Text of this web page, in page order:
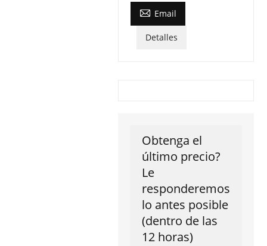
 Email
Detalles
Obtenga el
último precio?
Le
responderemos
lo antes posible
(dentro de las
12 horas)